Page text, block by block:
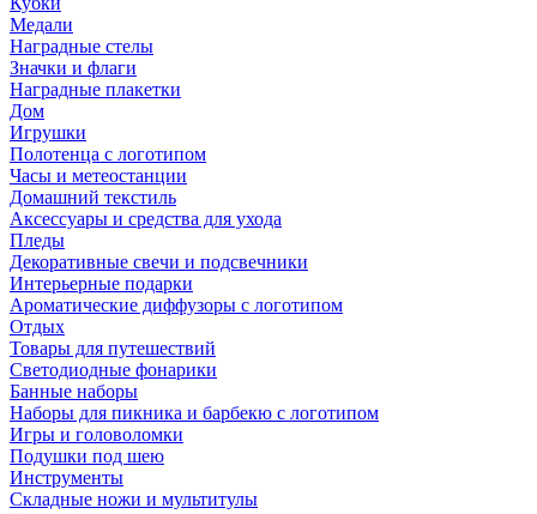
Медали
Наградные стелы
Значки и флаги
Наградные плакетки
Дом
Игрушки
Полотенца с логотипом
Часы и метеостанции
Домашний текстиль
Аксессуары и средства для ухода
Пледы
Декоративные свечи и подсвечники
Интерьерные подарки
Ароматические диффузоры с логотипом
Отдых
Товары для путешествий
Светодиодные фонарики
Банные наборы
Наборы для пикника и барбекю с логотипом
Игры и головоломки
Подушки под шею
Инструменты
Складные ножи и мультитулы